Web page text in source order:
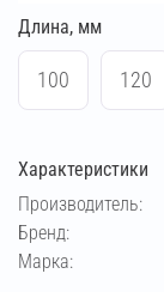
Длина, мм
100 120
Характеристики
Производитель:
Бренд:
Марка: